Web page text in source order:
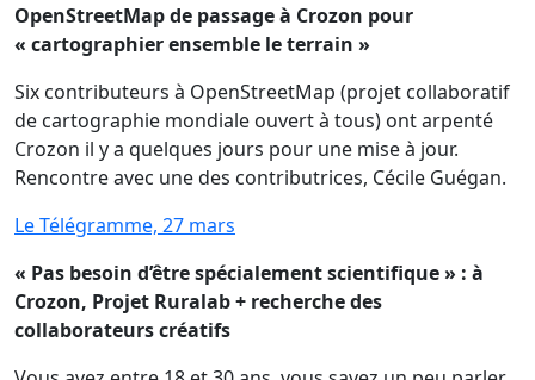
OpenStreetMap de passage à Crozon pour
« cartographier ensemble le terrain »
Six contributeurs à OpenStreetMap (projet collaboratif
de cartographie mondiale ouvert à tous) ont arpenté
Crozon il y a quelques jours pour une mise à jour.
Rencontre avec une des contributrices, Cécile Guégan.
Le Télégramme, 27 mars
« Pas besoin d’être spécialement scientifique » : à
Crozon, Projet Ruralab + recherche des
collaborateurs créatifs